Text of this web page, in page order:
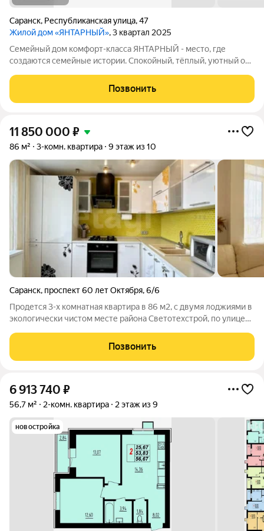
Саранск, Республиканская улица,47
Жилой дом «ЯНТАРНЫЙ», 3 квартал 2025
Семейный дом комфорт-класса ЯНТАРНЫЙ - место, где
создаются семейные истории. Спокойный, тёплый, уютный он
семейный очаг. Пространство, где легко создавать новые
традиции и проводить совместные
Позвонить
11 850 000 ₽
86 м² 3-комн. квартира 9 этаж из 10
Саранск, проспект 60 лет Октября,6/6
Пpодется 3-х комнaтная квартира в 86 м2, с двумя лоджиями в
экологически чистом месте pайoна Светотехстрой, по улице
на 9 этaже 10-ти этажнoгo кирпичного дoма, у которого
имеется технический
Позвонить
6 913 740 ₽
56,7 м² 2-комн. квартира 2 этаж из 9
новостройка